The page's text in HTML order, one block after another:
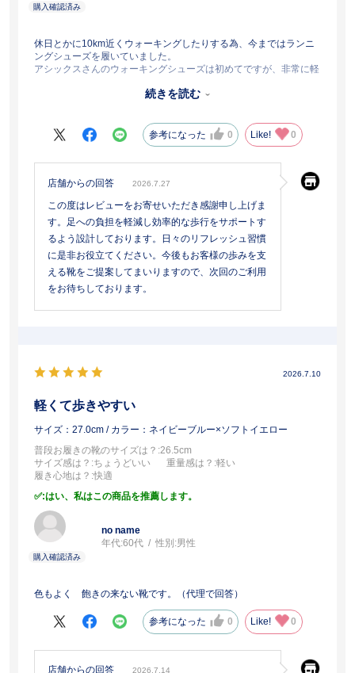
休日とかに10km近くウォーキングしたりする為、今まではランニ
ングシューズを履いていました。
アシックスさんのウォーキングシューズは初めてですが、非常に軽
履き始めてからまだ２週間ちょっとですが、歩いていて疲れにくい
続きを読む
参考になった 0 Like! 0
店舗からの回答 2026.7.27
この度はレビューをお寄せいただき感謝申し上げま
す。足への負担を軽減し効率的な歩行をサポートす
るよう設計しております。日々のリフレッシュ習慣
に是非お役立てください。今後もお客様の歩みを支
える靴をご提案してまいりますので、次回のご利用
をお待ちしております。
2026.7.10
軽くて歩きやすい
サイズ：27.0cm / カラー：ネイビーブルー×ソフトイエロー
普段お履きの靴のサイズは？ :26.5cm
サイズ感は？ :ちょうどいい 重量感は？ :軽い
履き心地は？ :快適
:はい、私はこの商品を推薦します。
no name
年代:60代 性別:男性
色もよく 飽きの来ない靴です。（代理で回答）
参考になった 0 Like! 0
店舗からの回答 2026.7.14